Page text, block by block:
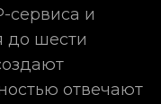
сервиса и
до шести
отвечают